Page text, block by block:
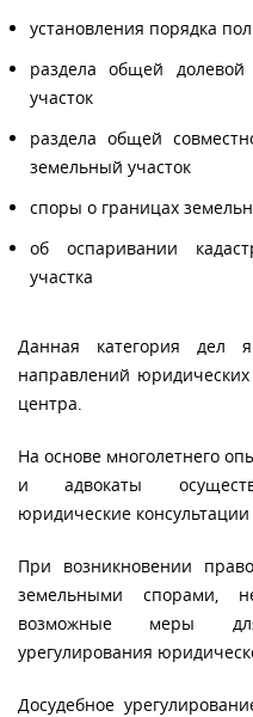
установления порядка
раздела общей долевой
участок
раздела общей
земельный участок
споры о границах
об оспаривании
участка
Данная категория дел
направлений юридических
центра.
На основе многолетнего
и адвокаты
юридические
При возникновении
земельными спорами,
возможные меры
урегулирования
Досудебное